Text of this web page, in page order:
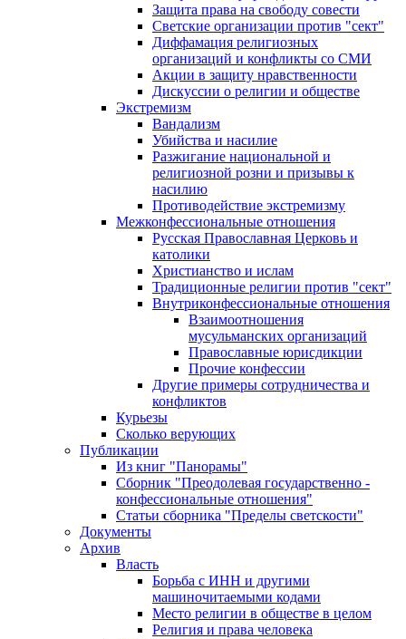
Защита права на свободу совести
Светские организации против "сект"
Диффамация религиозных
организаций и конфликты со СМИ
Акции в защиту нравственности
Дискуссии о религии и обществе
Экстремизм
Вандализм
Убийства и насилие
Разжигание национальной и
религиозной розни и призывы к
насилию
Противодействие экстремизму
Межконфессиональные отношения
Русская Православная Церковь и
католики
Христианство и ислам
Традиционные религии против "сект"
Внутриконфессиональные отношения
Взаимоотношения
мусульманских организаций
Православные юрисдикции
Прочие конфессии
Другие примеры сотрудничества и
конфликтов
Курьезы
Сколько верующих
Публикации
Из книг "Панорамы"
Сборник "Преодолевая государственно -
конфессиональные отношения"
Статьи сборника "Пределы светскости"
Документы
Архив
Власть
Борьба с ИНН и другими
машиночитаемыми кодами
Место религии в обществе в целом
Религия и права человека